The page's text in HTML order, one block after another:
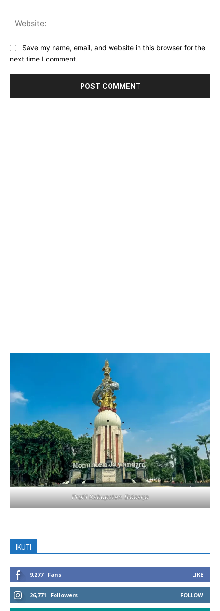
Save my name, email, and website in this browser for the
next time I comment.
Profil Kabupaten Sidoarjo
IKUTI
9,277 Fans LIKE
26,771 Followers FOLLOW